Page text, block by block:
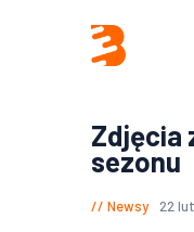
Zdjęcia
sezonu
Newsy 22